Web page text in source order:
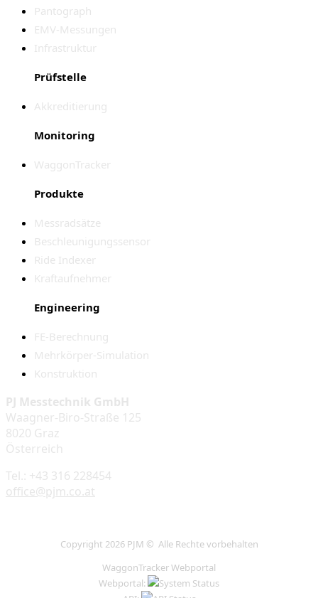
Pantograph
EMV-Messungen
Infrastruktur
Prüfstelle
Akkreditierung
Monitoring
WaggonTracker
Produkte
Messradsätze
Beschleunigungssensor
Ride Indexer
Kraftaufnehmer
Engineering
FE-Berechnung
Mehrkörper-Simulation
Konstruktion
PJ Messtechnik GmbH
Waagner-Biro-Straße 125
8020 Graz
Österreich
Tel.: +43 316 228454
office@pjm.co.at
Copyright 2026 PJM © Alle Rechte vorbehalten
WaggonTracker Webportal
Webportal: